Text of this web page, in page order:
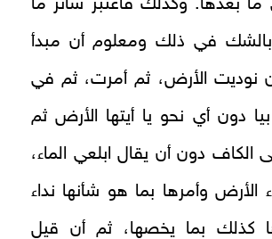
ما بعدها. وكذلك فاعتبر سائر ما
بالشك في ذلك ومعلوم أن مبدأ
نوديت الأرض، ثم أمرت، ثم في
بيا دون أي نحو يا أيتها الأرض ثم
الكاف دون أن يقال ابلعي الماء،
الأرض وأمرها بما هو شأنها نداء
كذلك بما يخصها، ثم أن قيل